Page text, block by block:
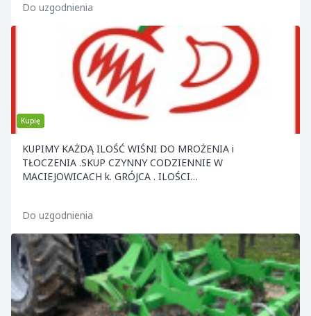
Do uzgodnienia
Kupię
KUPIMY KAŻDĄ ILOŚĆ WIŚNI DO MROŻENIA i
TŁOCZENIA .SKUP CZYNNY CODZIENNIE W
MACIEJOWICACH k. GRÓJCA . ILOŚCI
Do uzgodnienia